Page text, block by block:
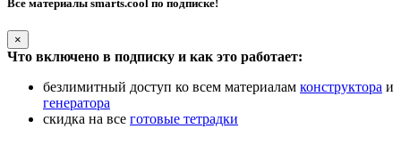
Все материалы smarts.cool по подписке!
×
Что включено в подписку и как это работает:
безлимитный доступ ко всем материалам конструктора и
генератора
скидка на все готовые тетрадки